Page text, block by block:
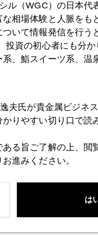
僧」は市長
再びマーケットの波乱要
題認識
ル（WGC）の日本代
相場体験と人脈をも
いて情報発信を行う
投資の初心者にも分
、鮨スイーツ系、温
夫氏が貴金属ビジネ
りやすい切り口で読
る旨ご了解の上、閲
進みください。
は